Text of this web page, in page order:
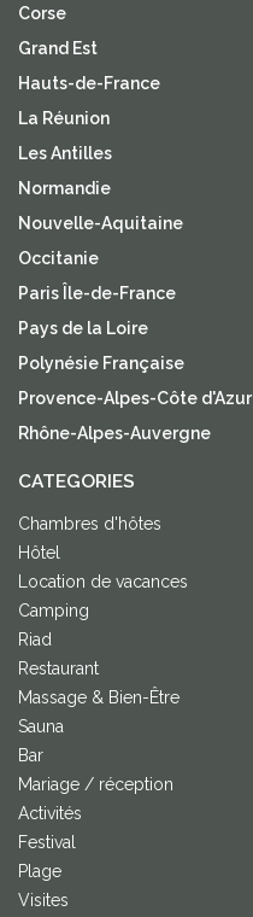
Corse
Grand Est
Hauts-de-France
La Réunion
Les Antilles
Normandie
Nouvelle-Aquitaine
Occitanie
Paris Île-de-France
Pays de la Loire
Polynésie Française
Provence-Alpes-Côte d'Azur
Rhône-Alpes-Auvergne
CATEGORIES
Chambres d'hôtes
Hôtel
Location de vacances
Camping
Riad
Restaurant
Massage & Bien-Être
Sauna
Bar
Mariage / réception
Activités
Festival
Plage
Visites